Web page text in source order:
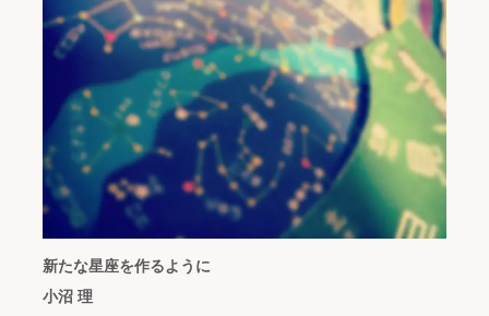
新たな星座を作るように
小沼 理